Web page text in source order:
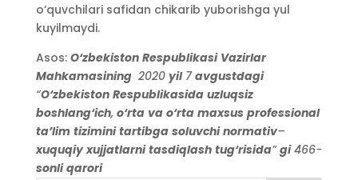
o‘quvchilari safidan chikarib yuborishga yul
kuyilmaydi.
Asos: O‘zbekiston Respublikasi Vazirlar
Mahkamasining2020 yil7avgustdagi
“O‘zbekiston Respublikasida uzluqsiz
boshlang‘ich, o‘rta va o‘rta maxsus professional
ta’lim tizimini tartibga soluvchi normativ–
xuquqiy xujjatlarni tasdiqlash tug‘risida”gi466-
sonli qarori